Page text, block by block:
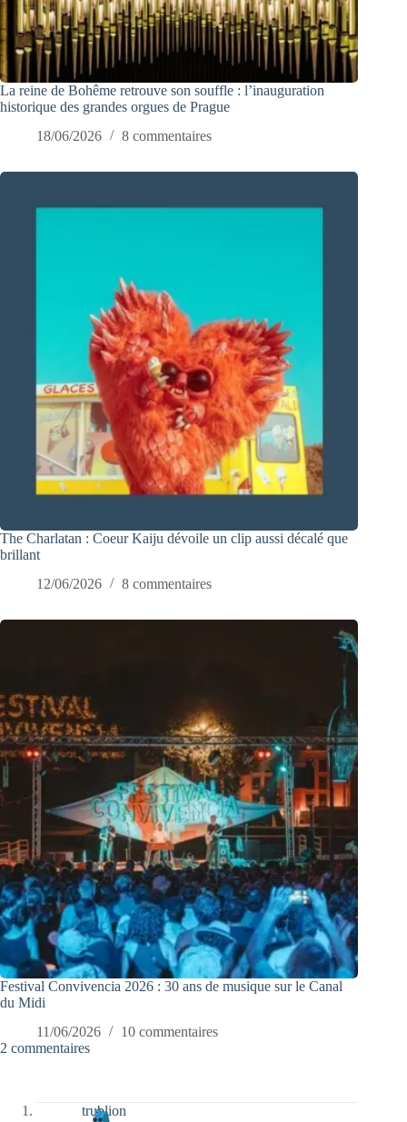
La reine de Bohême retrouve son souffle : l’inauguration
historique des grandes orgues de Prague
18/06/2026
8 commentaires
The Charlatan : Coeur Kaiju dévoile un clip aussi décalé que
brillant
12/06/2026
8 commentaires
Festival Convivencia 2026 : 30 ans de musique sur le Canal
du Midi
11/06/2026
10 commentaires
2 commentaires
trublion